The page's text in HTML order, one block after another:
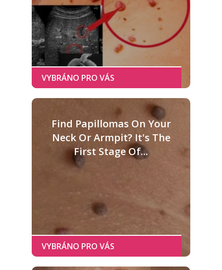
Find Papillomas On Your
Neck Or Armpit? It's The
First Stage Of...